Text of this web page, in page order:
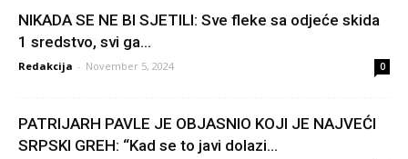
NIKADA SE NE BI SJETILI: Sve fleke sa odjeće skida
1 sredstvo, svi ga...
Redakcija - November 5, 2024 0
PATRIJARH PAVLE JE OBJASNIO KOJI JE NAJVEĆI
SRPSKI GREH: “Kad se to javi dolazi...